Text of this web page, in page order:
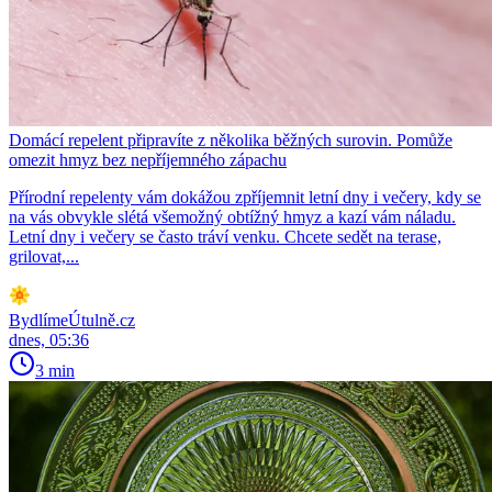
Domácí repelent připravíte z několika běžných surovin. Pomůže
omezit hmyz bez nepříjemného zápachu
Přírodní repelenty vám dokážou zpříjemnit letní dny i večery, kdy se
na vás obvykle slétá všemožný obtížný hmyz a kazí vám náladu.
Letní dny i večery se často tráví venku. Chcete sedět na terase,
grilovat,...
BydlímeÚtulně.cz
dnes, 05:36
3 min